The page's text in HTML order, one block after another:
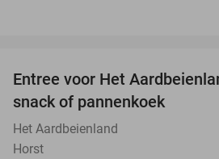
Entree voor Het
snack of pannenkoek
Het Aardbeienland
Horst